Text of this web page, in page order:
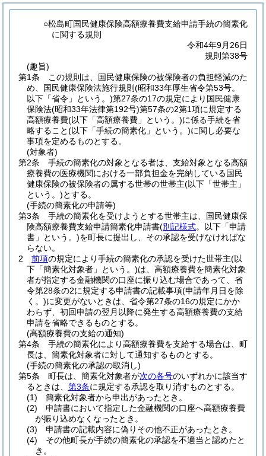
○松島町国民健康保険高額療養費支給申請手続の簡素化
に関する規則
令和4年9月26日
規則第38号
(趣旨)
第1条
この規則は、国民健康保険の被保険者の負担軽減のた
め、国民健康保険法施行規則 (昭和33年厚生省令第53号。
以下「省令」という。)第27条の17の規定により国民健康
保険法(昭和33年法律第192号)第57条の2第1項に規定する
高額療養費(以下「高額療養費」という。)に係る手続を省
略すること(以下「手続の簡素化」という。)に関し必要な
事項を定めるものとする。
(対象者)
第2条
手続の簡素化の対象となる者は、支給対象となる高額
療養費の医療機関における一部負担金を完納している国民
健康保険の被保険者の属する世帯の世帯主(以下「世帯主」
という。)とする。
(手続の簡素化の申請等)
第3条
手続の簡素化を受けようとする世帯主は、国民健康保
険高額療養費支給申請簡素化申請書(別記様式。以下「申請
書」という。)を町長に提出し、その承認を受けなければな
らない。
2
前項の規定により手続の簡素化の承認を受けた世帯主(以
下「簡素化対象者」という。)は、高額療養費を簡素化対象
者が指定する金融機関の口座に振り込む場合であって、省
令第28条の2に規定する申請書の記載事項(申請年月日を除
く。)に変更がないときは、省令第27条の16の規定にかか
わらず、初回申請の翌月以降に発生する高額療養費の支給
申請を省略できるものとする。
(高額療養費の支給の通知)
第4条
手続の簡素化により高額療養費を支給する場合は、町
長は、簡素化対象者に対して通知するものとする。
(手続の簡素化の承認の取消し)
第5条
町長は、簡素化対象者が次の各号のいずれかに該当す
るときは、 第3条に規定する承認を取り消すものとする。
(1)
簡素化対象者から申出があったとき。
(2)
申請書において指定した金融機関の口座へ高額療養費
が振り込めなくなったとき。
(3)
申請書の記載内容に偽りその他不正があったとき。
(4)
その他町長が手続の簡素化の承認を不適当と認めたと
き。